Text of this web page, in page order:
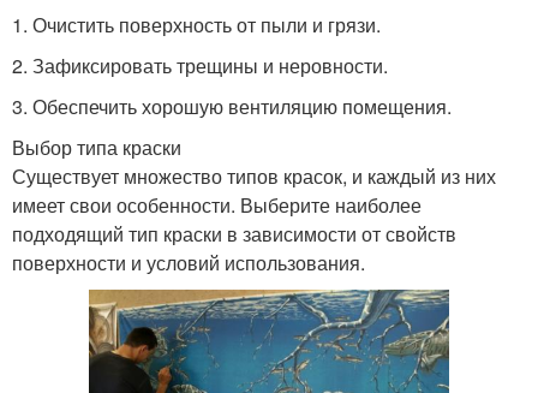
1. Очистить поверхность от пыли и грязи.
2. Зафиксировать трещины и неровности.
3. Обеспечить хорошую вентиляцию помещения.
Выбор типа краски
Существует множество типов красок, и каждый из них
имеет свои особенности. Выберите наиболее
подходящий тип краски в зависимости от свойств
поверхности и условий использования.